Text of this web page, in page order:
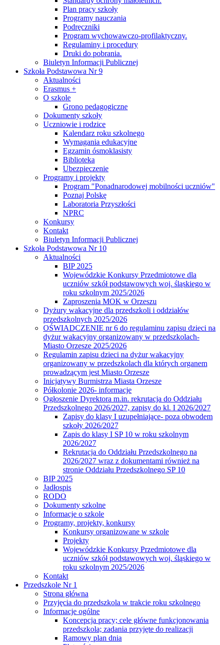
Plan pracy szkoły
Programy nauczania
Podręczniki
Program wychowawczo-profilaktyczny.
Regulaminy i procedury
Druki do pobrania.
Biuletyn Informacji Publicznej
Szkoła Podstawowa Nr 9
Aktualności
Erasmus +
O szkole
Grono pedagogiczne
Dokumenty szkoły
Uczniowie i rodzice
Kalendarz roku szkolnego
Wymagania edukacyjne
Egzamin ósmoklasisty
Biblioteka
Ubezpieczenie
Programy i projekty
Program "Ponadnarodowej mobilności uczniów"
Poznaj Polskę
Laboratoria Przyszłości
NPRC
Konkursy
Kontakt
Biuletyn Informacji Publicznej
Szkoła Podstawowa Nr 10
Aktualności
BIP 2025
Wojewódzkie Konkursy Przedmiotowe dla
uczniów szkół podstawowych woj. śląskiego w
roku szkolnym 2025/2026
Zaproszenia MOK w Orzeszu
Dyżury wakacyjne dla przedszkoli i oddziałów
przedszkolnych 2025/2026
OŚWIADCZENIE nr 6 do regulaminu zapisu dzieci na
dyżur wakacyjny organizowany w przedszkolach-
Miasto Orzesze 2025/2026
Regulamin zapisu dzieci na dyżur wakacyjny
organizowany w przedszkolach dla których organem
prowadzącym jest Miasto Orzesze
Inicjatywy Burmistrza Miasta Orzesze
Półkolonie 2026- informacje
Ogłoszenie Dyrektora m.in. rekrutacja do Oddziału
Przedszkolnego 2026/2027, zapisy do kl. I 2026/2027
Zapisy do klasy I uzupełniające- poza obwodem
szkoły 2026/2027
Zapis do klasy I SP 10 w roku szkolnym
2026/2027
Rekrutacja do Oddziału Przedszkolnego na
2026/2027 wraz z dokumentami również na
stronie Oddziału Przedszkolnego SP 10
BIP 2025
Jadłospis
RODO
Dokumenty szkolne
Informacje o szkole
Programy, projekty, konkursy
Konkursy organizowane w szkole
Projekty
Wojewódzkie Konkursy Przedmiotowe dla
uczniów szkół podstawowych woj. śląskiego w
roku szkolnym 2025/2026
Kontakt
Przedszkole Nr 1
Strona główna
Przyjęcia do przedszkola w trakcie roku szkolnego
Informacje ogólne
Koncepcja pracy; cele główne funkcjonowania
przedszkola; zadania przyjęte do realizacji
Ramowy plan dnia